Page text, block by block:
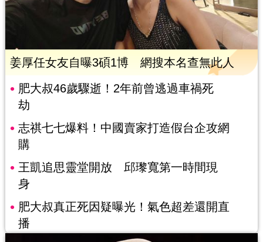
姜厚任女友自曝3碩1博 網搜本名查無此人
肥大叔46歲驟逝！2年前曾逃過車禍死
劫
志祺七七爆料！中國賣家打造假台企攻網
購
王凱追思靈堂開放 邱瓈寬第一時間現
身
肥大叔真正死因疑曝光！氣色超差還開直
播